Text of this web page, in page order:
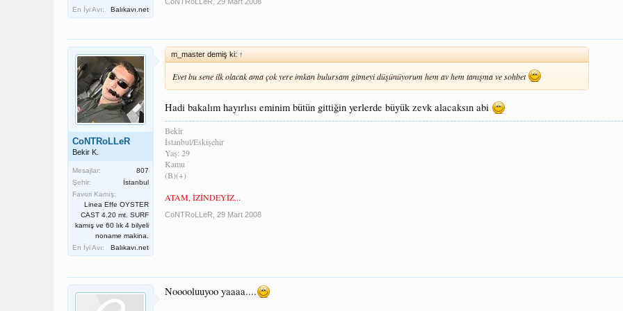
En İyi Avı:
Balıkavı.net
CoNTRoLLeR
Bekir K.
Mesajlar:
807
Şehir:
İstanbul
Favori Kamış:
Linea Effe OYSTER
CAST 4.20 mt. SURF
kamış ve 60 lık 4 bilyeli
noname makina.
En İyi Avı:
Balıkavı.net
m_master demiş ki: ↑
Evet bu sene ilk olacak ama çok yere imkan bulursam gitmeyi düşünüyorum hem av hem tanışma ve sohbet
Hadi bakalım hayırlısı eminim bütün gittiğin yerlerde büyük zevk alacaksın abi
Bekir
İstanbul/Eskişehir
Yaş: 29
Kamu
(B)(+)
ATAM, İZİNDEYİZ...
CoNTRoLLeR 29 Mart 2008
Nooooluuyoo yaaaa....